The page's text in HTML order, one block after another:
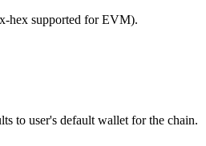
hex supported for EVM).
to user's default wallet for the chain.